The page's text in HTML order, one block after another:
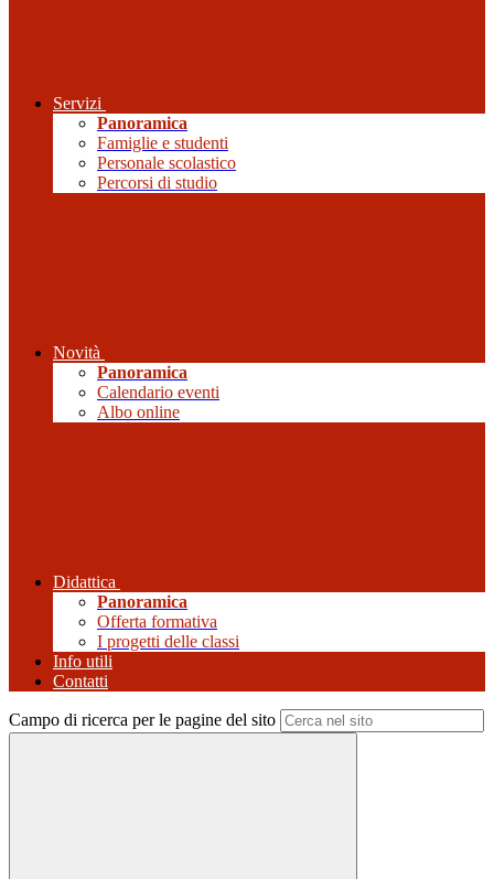
Servizi
Panoramica
Famiglie e studenti
Personale scolastico
Percorsi di studio
Novità
Panoramica
Calendario eventi
Albo online
Didattica
Panoramica
Offerta formativa
I progetti delle classi
Info utili
Contatti
Campo di ricerca per le pagine del sito